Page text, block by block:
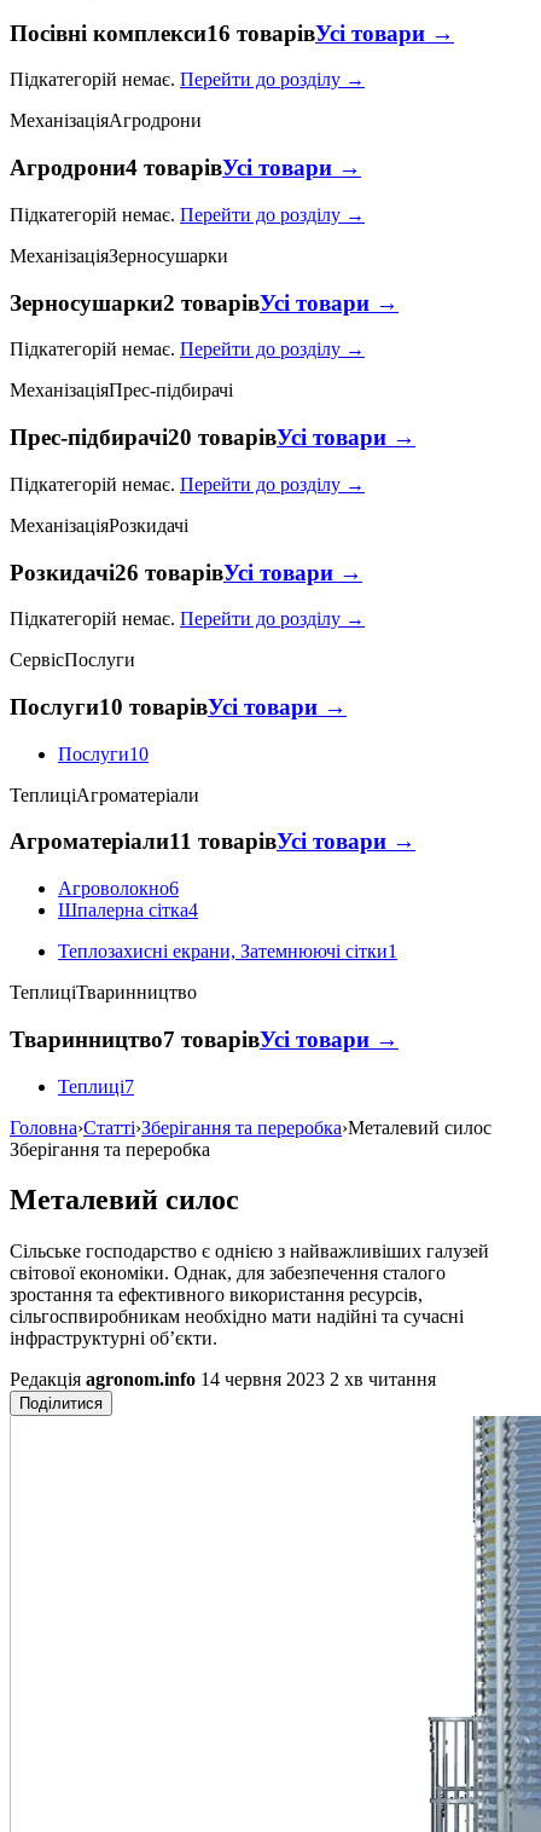
Посівні комплекси16 товарівУсі товари →
Підкатегорій немає. Перейти до розділу →
МеханізаціяАгродрони
Агродрони4 товарівУсі товари →
Підкатегорій немає. Перейти до розділу →
МеханізаціяЗерносушарки
Зерносушарки2 товарівУсі товари →
Підкатегорій немає. Перейти до розділу →
МеханізаціяПрес-підбирачі
Прес-підбирачі20 товарівУсі товари →
Підкатегорій немає. Перейти до розділу →
МеханізаціяРозкидачі
Розкидачі26 товарівУсі товари →
Підкатегорій немає. Перейти до розділу →
СервісПослуги
Послуги10 товарівУсі товари →
Послуги10
ТеплиціАгроматеріали
Агроматеріали11 товарівУсі товари →
Агроволокно6
Шпалерна сітка4
Теплозахисні екрани, Затемнюючі сітки1
ТеплиціТваринництво
Тваринництво7 товарівУсі товари →
Теплиці7
Головна›Статті›Зберігання та переробка›Металевий силос
Зберігання та переробка
Металевий силос
Сільське господарство є однією з найважливіших галузей
світової економіки. Однак, для забезпечення сталого
зростання та ефективного використання ресурсів,
сільгоспвиробникам необхідно мати надійні та сучасні
інфраструктурні об’єкти.
Редакція agronom.info 14 червня 2023 2 хв читання
Поділитися